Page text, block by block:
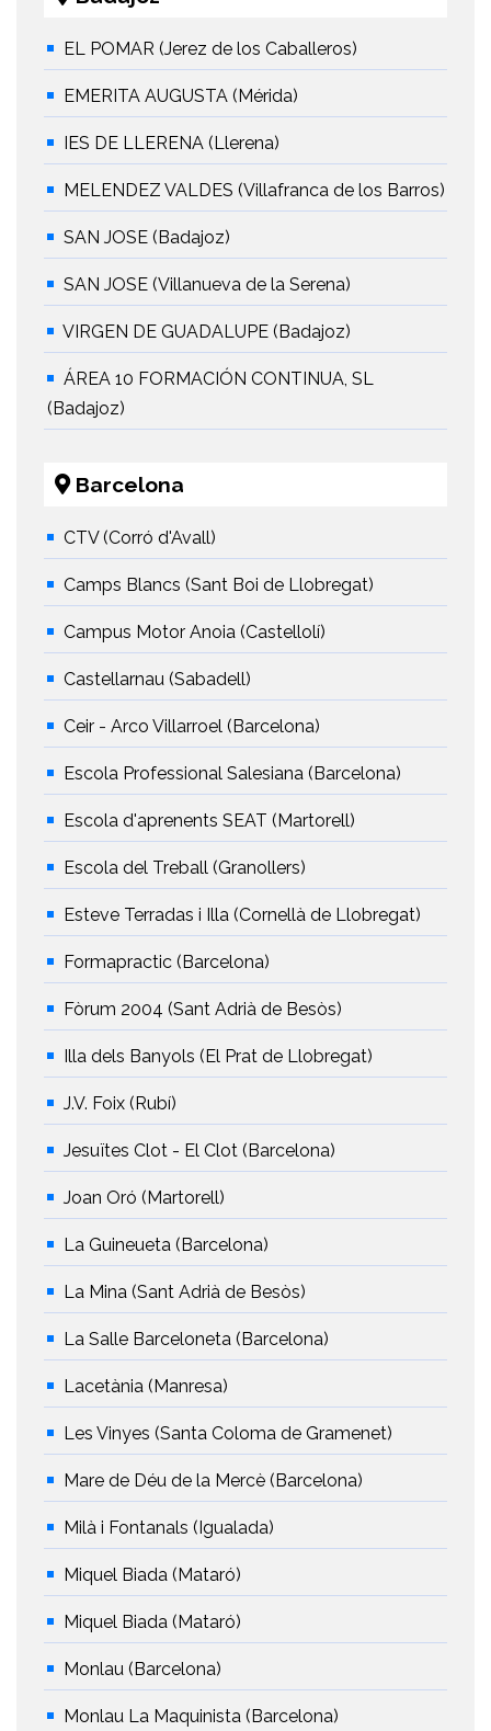
EL POMAR (Jerez de los Caballeros)
EMERITA AUGUSTA (Mérida)
IES DE LLERENA (Llerena)
MELENDEZ VALDES (Villafranca de los Barros)
SAN JOSE (Badajoz)
SAN JOSE (Villanueva de la Serena)
VIRGEN DE GUADALUPE (Badajoz)
ÁREA 10 FORMACIÓN CONTINUA, SL
(Badajoz)
Barcelona
CTV (Corró d'Avall)
Camps Blancs (Sant Boi de Llobregat)
Campus Motor Anoia (Castellolí)
Castellarnau (Sabadell)
Ceir - Arco Villarroel (Barcelona)
Escola Professional Salesiana (Barcelona)
Escola d'aprenents SEAT (Martorell)
Escola del Treball (Granollers)
Esteve Terradas i Illa (Cornellà de Llobregat)
Formapractic (Barcelona)
Fòrum 2004 (Sant Adrià de Besòs)
Illa dels Banyols (El Prat de Llobregat)
J.V. Foix (Rubí)
Jesuïtes Clot - El Clot (Barcelona)
Joan Oró (Martorell)
La Guineueta (Barcelona)
La Mina (Sant Adrià de Besòs)
La Salle Barceloneta (Barcelona)
Lacetània (Manresa)
Les Vinyes (Santa Coloma de Gramenet)
Mare de Déu de la Mercè (Barcelona)
Milà i Fontanals (Igualada)
Miquel Biada (Mataró)
Miquel Biada (Mataró)
Monlau (Barcelona)
Monlau La Maquinista (Barcelona)